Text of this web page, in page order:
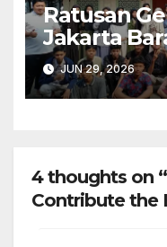
Ratusan
Jakarta
Liburan
Penerapan
JUN 29, 2026
4 thoughts on
Contribute the